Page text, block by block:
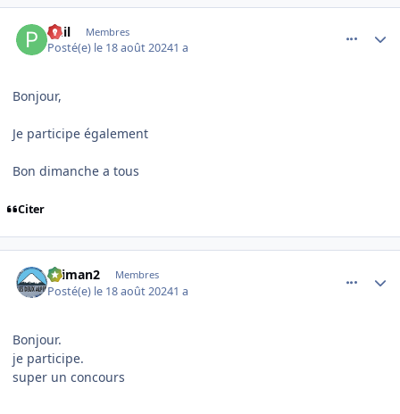
Phil Membres
Posté(e) le 18 août 20241 a
Bonjour,
Je participe également
Bon dimanche a tous
Citer
skiman2 Membres
Posté(e) le 18 août 20241 a
Bonjour.
je participe.
super un concours